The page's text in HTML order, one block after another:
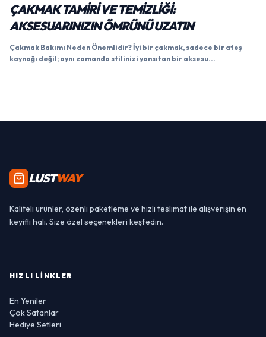
ÇAKMAK TAMIRI VE TEMIZLIĞI:
AKSESUARINIZIN ÖMRÜNÜ UZATIN
Çakmak Bakımı Neden Önemlidir? İyi bir çakmak, sadece bir ateş
kaynağı değil; aynı zamanda stilinizi yansıtan bir aksesu...
LUSTWAY
Kaliteli ürünler, özenli paketleme ve hızlı teslimat ile alışverişin en
keyifli hali. Size özel seçenekleri keşfedin.
HIZLI LINKLER
En Yeniler
Çok Satanlar
Hediye Setleri